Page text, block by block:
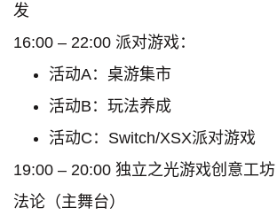
发
16:00 – 22:00 派对游戏：
活动A：桌游集市
活动B：玩法养成
活动C：Switch/XSX派对游戏
19:00 – 20:00 独立之光游戏创意工
法论（主舞台）